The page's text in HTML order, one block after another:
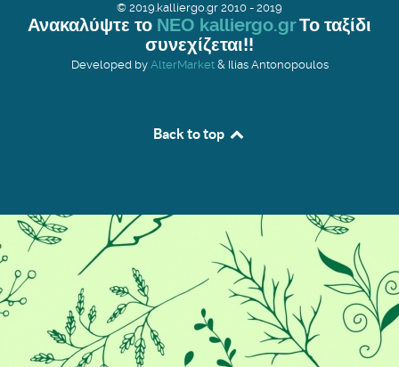
© 2019.kalliergo.gr 2010 - 2019
Ανακαλύψτε το ΝΕΟ kalliergo.grΤο ταξίδι
συνεχίζεται!!
Developed by AlterMarket& Ilias Antonopoulos
Back to top